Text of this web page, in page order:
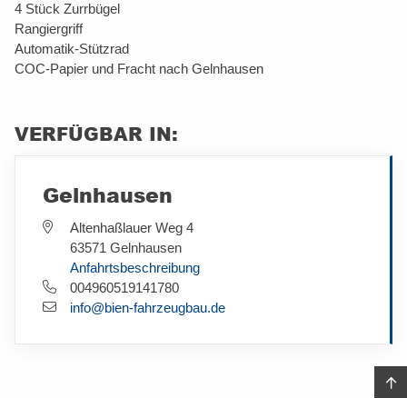
4 Stück Zurrbügel
Rangiergriff
Automatik-Stützrad
COC-Papier und Fracht nach Gelnhausen
VERFÜGBAR IN:
Gelnhausen
Altenhaßlauer Weg 4
63571 Gelnhausen
Anfahrtsbeschreibung
004960519141780
info@bien-fahrzeugbau.de